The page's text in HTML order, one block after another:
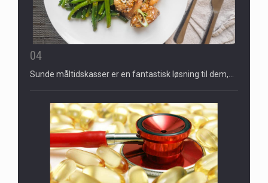
04
Sunde måltidskasser er en fantastisk løsning til dem,…